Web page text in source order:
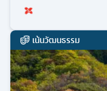
เน้นวัฒนธรรม